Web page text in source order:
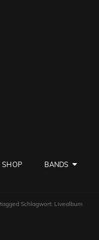
SHOP BANDS
Schlagwort: Livealbum